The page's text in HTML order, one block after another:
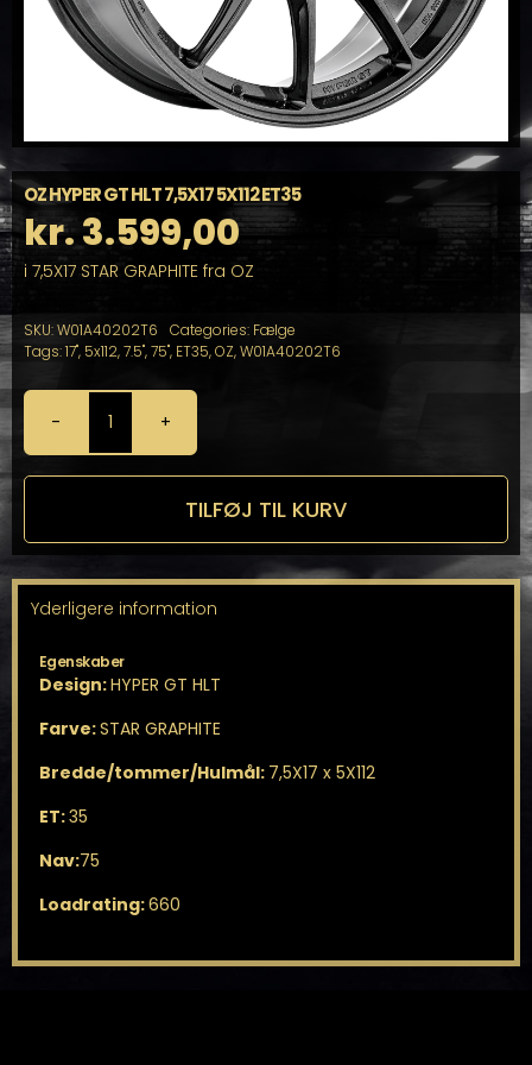
OZ HYPER GT HLT 7,5X17 5X112 ET35
kr.3.599,00
i 7,5X17 STAR GRAPHITE fra OZ
SKU:W01A40202T6 Categories: Fælge
Tags:17", 5x112,7.5",75", ET35,OZ,W01A40202T6
OZ
HYPER
GT
5X112
antal
TILFØJ TIL KURV
Yderligere information
Egenskaber
Design:HYPER GT HLT
Farve:STAR GRAPHITE
Bredde/tommer/Hulmål: 7,5X17 x 5X112
ET:35
Nav:75
Loadrating:660